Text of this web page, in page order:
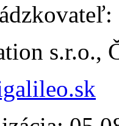
s.r.o.,